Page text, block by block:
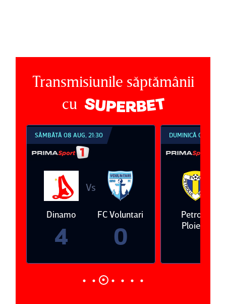
Transmisiunile săptămânii
cu
SÂMBĂTĂ 08 AUG, 21:30
Dinamo
4
Vs
FC Voluntari
0
DUMINICĂ 09 AUG,
Petrolul
Ploieşti